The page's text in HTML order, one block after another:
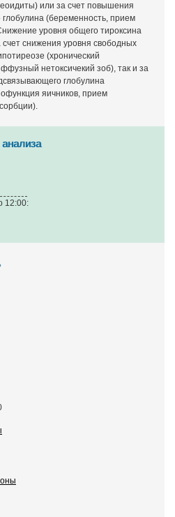
или за счет повышения
(беременность, прием
уровня общего тироксина
счет снижения уровня свободных
(хронический
нетоксичекий зоб), так и за
глобулина
яичников, прием
анализа
12:00: